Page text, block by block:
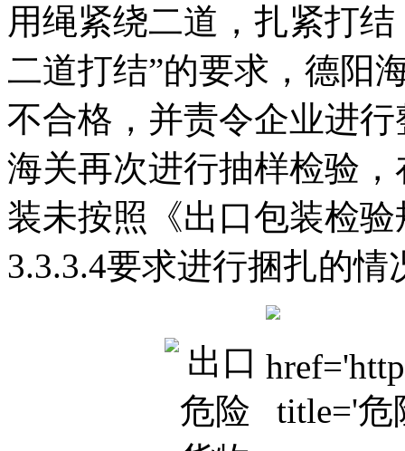
用绳紧绕二道，扎紧打
二道打结”的要求，德阳
不合格，并责令企业进
海关再次进行抽样检验
装未按照《出口包装检
3.3.3.4要求进行捆扎的情